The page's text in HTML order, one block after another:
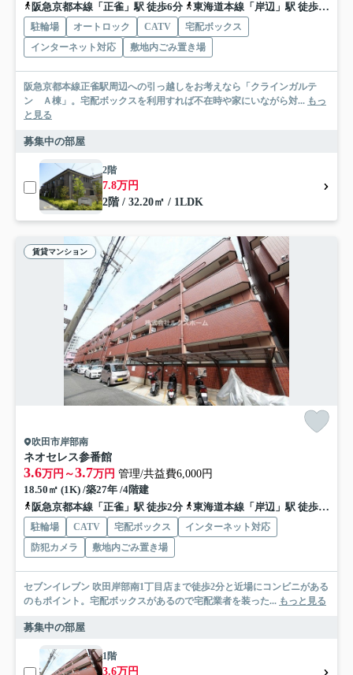
阪急京都本線「正雀」駅 徒歩6分
東海道本線「岸辺」駅 徒歩12分
駐輪場 オートロック CATV
宅配ボックス
インターネット対応
敷地内ごみ置き場
阪急京都本線正雀駅周辺への引っ越しをお考えなら「クラインガルテ
ン Ａ棟」。宅配ボックスを利用すれば不在時や家にいながら対... もっ
と見る
募集中の部屋
2階
7.8万円
2階 / 32.20㎡ / 1LDK
賃貸マンション
吹田市岸部南
ネオセレス参番館
3.6万円～3.7万円 管理/共益費6,000円
18.50㎡ (1K) /築27年 /4階建
阪急京都本線「正雀」駅 徒歩2分
東海道本線「岸辺」駅 徒歩7分
駐輪場 CATV 宅配ボックス
インターネット対応
防犯カメラ
敷地内ごみ置き場
セブンイレブン 吹田岸部南1丁目店まで徒歩2分と近場にコンビニがある
のもポイント。宅配ボックスがあるので宅配業者を装った... もっと見る
募集中の部屋
1階
3.6万円